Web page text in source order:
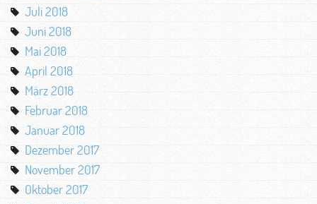
Juli 2018
Juni 2018
Mai 2018
April 2018
März 2018
Februar 2018
Januar 2018
Dezember 2017
November 2017
Oktober 2017